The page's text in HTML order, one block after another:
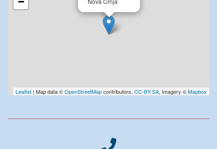
Leaflet | Map data ©OpenStreetMapcontributors, CC-BY-SA, Imagery ©Mapbox